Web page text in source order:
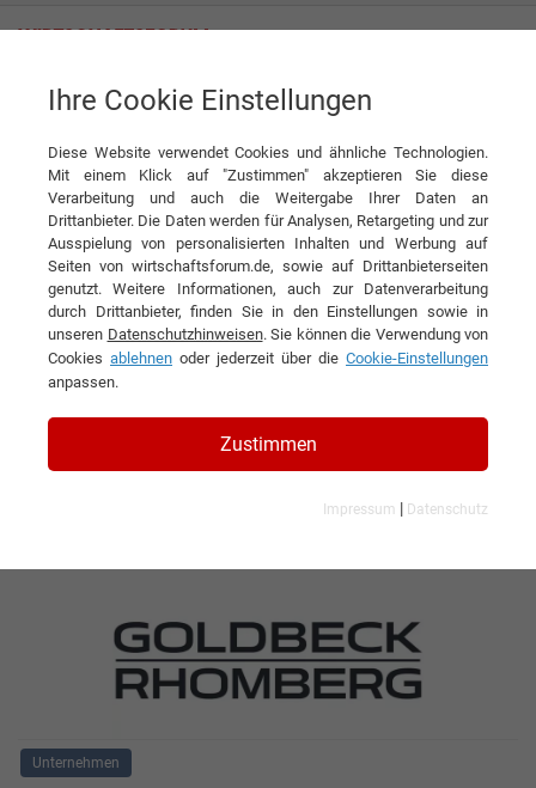
Tag
Tagwords
Liste aller Ergebnisse zu Ihrem Tag
2 4
Filtern nach Kategorie: Filtern nach Land:
Immobilienprojektierung
67 Ergebnisse gefunden
Unternehmen
Ihre Cookie Einstellungen
Diese Website verwendet Cookies und ähnliche Technologien.
Mit einem Klick auf "Zustimmen" akzeptieren Sie diese
Verarbeitung und auch die Weitergabe Ihrer Daten an
Drittanbieter. Die Daten werden für Analysen, Retargeting und zur
Ausspielung von personalisierten Inhalten und Werbung auf
Seiten von wirtschaftsforum.de, sowie auf Drittanbieterseiten
genutzt. Weitere Informationen, auch zur Datenverarbeitung
durch Drittanbieter, finden Sie in den Einstellungen sowie in
unseren Datenschutzhinweisen. Sie können die Verwendung von
Cookies ablehnen oder jederzeit über die Cookie-Einstellungen
anpassen.
Zustimmen
Impressum | Datenschutz